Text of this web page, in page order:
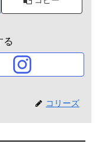
る
コリーズ